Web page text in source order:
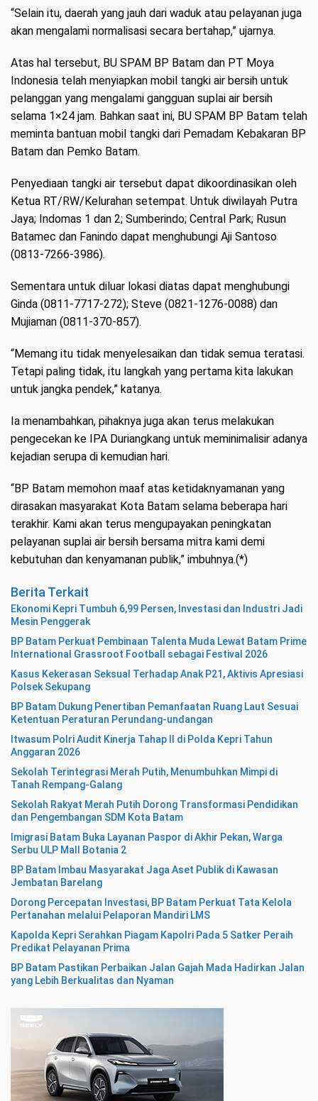
“Selain itu, daerah yang jauh dari waduk atau pelayanan juga
akan mengalami normalisasi secara bertahap,” ujarnya.
Atas hal tersebut, BU SPAM BP Batam dan PT Moya
Indonesia telah menyiapkan mobil tangki air bersih untuk
pelanggan yang mengalami gangguan suplai air bersih
selama 1×24 jam. Bahkan saat ini, BU SPAM BP Batam telah
meminta bantuan mobil tangki dari Pemadam Kebakaran BP
Batam dan Pemko Batam.
Penyediaan tangki air tersebut dapat dikoordinasikan oleh
Ketua RT/RW/Kelurahan setempat. Untuk diwilayah Putra
Jaya; Indomas 1 dan 2; Sumberindo; Central Park; Rusun
Batamec dan Fanindo dapat menghubungi Aji Santoso
(0813-7266-3986).
Sementara untuk diluar lokasi diatas dapat menghubungi
Ginda (0811-7717-272); Steve (0821-1276-0088) dan
Mujiaman (0811-370-857).
“Memang itu tidak menyelesaikan dan tidak semua teratasi.
Tetapi paling tidak, itu langkah yang pertama kita lakukan
untuk jangka pendek,” katanya.
Ia menambahkan, pihaknya juga akan terus melakukan
pengecekan ke IPA Duriangkang untuk meminimalisir adanya
kejadian serupa di kemudian hari.
“BP Batam memohon maaf atas ketidaknyamanan yang
dirasakan masyarakat Kota Batam selama beberapa hari
terakhir. Kami akan terus mengupayakan peningkatan
pelayanan suplai air bersih bersama mitra kami demi
kebutuhan dan kenyamanan publik,” imbuhnya.(*)
Berita Terkait
Ekonomi Kepri Tumbuh 6,99 Persen, Investasi dan Industri Jadi
Mesin Penggerak
BP Batam Perkuat Pembinaan Talenta Muda Lewat Batam Prime
International Grassroot Football sebagai Festival 2026
Kasus Kekerasan Seksual Terhadap Anak P21, Aktivis Apresiasi
Polsek Sekupang
BP Batam Dukung Penertiban Pemanfaatan Ruang Laut Sesuai
Ketentuan Peraturan Perundang-undangan
Itwasum Polri Audit Kinerja Tahap II di Polda Kepri Tahun
Anggaran 2026
Sekolah Terintegrasi Merah Putih, Menumbuhkan Mimpi di
Tanah Rempang-Galang
Sekolah Rakyat Merah Putih Dorong Transformasi Pendidikan
dan Pengembangan SDM Kota Batam
Imigrasi Batam Buka Layanan Paspor di Akhir Pekan, Warga
Serbu ULP Mall Botania 2
BP Batam Imbau Masyarakat Jaga Aset Publik di Kawasan
Jembatan Barelang
Dorong Percepatan Investasi, BP Batam Perkuat Tata Kelola
Pertanahan melalui Pelaporan Mandiri LMS
Kapolda Kepri Serahkan Piagam Kapolri Pada 5 Satker Peraih
Predikat Pelayanan Prima
BP Batam Pastikan Perbaikan Jalan Gajah Mada Hadirkan Jalan
yang Lebih Berkualitas dan Nyaman